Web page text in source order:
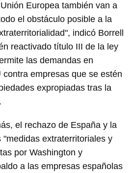
Europea también van a
el obstáculo posible a la
indicó Borrell
reactivado título III de la ley
las demandas en
empresas que se estén
expropiadas tras la
el rechazo de España y la
"medidas extraterritoriales y
por Washington y
a las empresas españolas